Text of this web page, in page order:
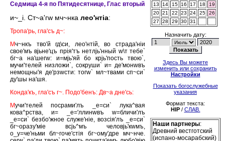
Седмица 4-я по Пятидесятнице, Глас вторый
и~_i. Ст~а'гw мч~нка лео'нтiа:
Тропа'рь, гла'съ д~:
Мч~нкъ тво'й гд\си, лео'нтiй, во страда'нiи
свое'мъ вjьне'цъ прiя'тъ нетлjь'нный w\т тебе`
бг~а на'шегw: и=мjь'яй бо крjь'пость твою`,
мучи'телей низложи`, сокруши` и= де'монwвъ
немощны'я де'рзwсти: тогw` мл~твами сп~си`
ду'шы на'шя.
Конда'къ, гла'съ г~. Подо'бенъ: Дв~а дне'сь:
Мучи'телей посрами'лъ _е=си` лука^вая
кова^рства, и= _е='ллинwвъ w=бличи'лъ
_е=си` безбо'жное служе'нiе, возсiя'лъ _е=си`
бг~оразу'мiе всjь^мъ человjь'кwмъ,
о_у=че'ньми бл~гоче'стiя бг~ому'дре мч~нче.
13
14 15 16 17 18
19
20 21 22 23 24 25
26
27
28 29 30 31
Назначить дату:
Здесь Вы можете
изменить или сохранить
Настройки
Показать богослужебные
указания
Формат текста:
HIP/ СЛАВ.
Наши партнеры:
Древний вестготский
(испано-мосарабский)